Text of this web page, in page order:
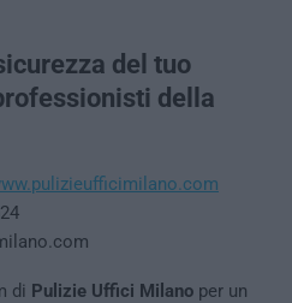
del tuo
della
di Pulizie Uffici Milano per un